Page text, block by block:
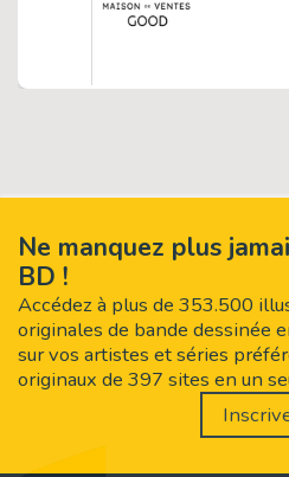
Ne manquez plus
BD !
Accédez à plus de 353.500
originales de bande dessinée
sur vos artistes et séries
originaux de 397 sites en un